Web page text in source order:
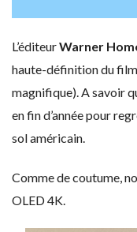
L’éditeurWarner
haute-définition du
magnifique). A savoir
en fin d’année pour
sol américain.
Comme de coutume,
OLED 4K.